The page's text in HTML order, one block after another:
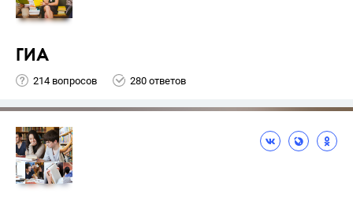
ГИА
214 вопросов 280 ответов